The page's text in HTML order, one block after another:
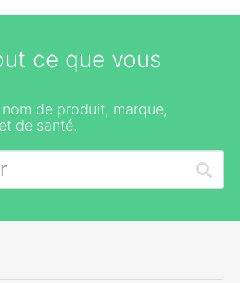
ce que vous
de produit, marque,
de santé.